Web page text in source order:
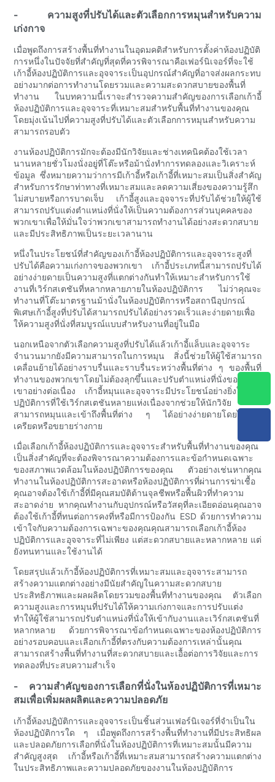
- ความสูงที่ปรับได้และตัวเลือกการหมุนสำหรับความ
เก่งกาจ
เมื่อพูดถึงการสร้างพื้นที่ทำงานในอุดมคติสำหรับการตั้งค่าห้องปฏิบัติ
การหนึ่งในปัจจัยที่สำคัญที่สุดที่ควรพิจารณาคือเฟอร์นิเจอร์ที่จะใช้
เก้าอี้ห้องปฏิบัติการและอุจจาระเป็นอุปกรณ์สำคัญที่อาจส่งผลกระทบ
อย่างมากต่อการทำงานโดยรวมและความสะดวกสบายของพื้นที่
ทำงาน ในบทความนี้เราจะสำรวจความสำคัญของการเลือกเก้าอี้
ห้องปฏิบัติการและอุจจาระที่เหมาะสมสำหรับพื้นที่ทำงานของคุณ
โดยมุ่งเน้นไปที่ความสูงที่ปรับได้และตัวเลือกการหมุนสำหรับความ
สามารถรอบตัว
งานห้องปฏิบัติการมักจะต้องมีนักวิจัยและช่างเทคนิคต้องใช้เวลา
นานหลายชั่วโมงนั่งอยู่ที่โต๊ะหรือม้านั่งทำการทดลองและวิเคราะห์
ข้อมูล ซึ่งหมายความว่าการมีเก้าอี้หรือเก้าอี้ที่เหมาะสมเป็นสิ่งสำคัญ
สำหรับการรักษาท่าทางที่เหมาะสมและลดความเสี่ยงของความรู้สึก
ไม่สบายหรือการบาดเจ็บ เก้าอี้สูงและอุจจาระที่ปรับได้ช่วยให้ผู้ใช้
สามารถปรับแต่งตำแหน่งที่นั่งให้เป็นความต้องการส่วนบุคคลของ
พวกเขาเพื่อให้มั่นใจว่าพวกเขาสามารถทำงานได้อย่างสะดวกสบาย
และมีประสิทธิภาพเป็นระยะเวลานาน
หนึ่งในประโยชน์ที่สำคัญของเก้าอี้ห้องปฏิบัติการและอุจจาระสูงที่
ปรับได้คือความเก่งกาจของพวกเขา เก้าอี้ประเภทนี้สามารถปรับได้
อย่างง่ายดายเป็นความสูงที่แตกต่างกันทำให้เหมาะสำหรับการใช้
งานที่เวิร์กสเตชันที่หลากหลายภายในห้องปฏิบัติการ ไม่ว่าคุณจะ
ทำงานที่โต๊ะมาตรฐานม้านั่งในห้องปฏิบัติการหรือสถานีอุปกรณ์
พิเศษเก้าอี้สูงที่ปรับได้สามารถปรับได้อย่างรวดเร็วและง่ายดายเพื่อ
ให้ความสูงที่นั่งที่สมบูรณ์แบบสำหรับงานที่อยู่ในมือ
นอกเหนือจากตัวเลือกความสูงที่ปรับได้แล้วเก้าอี้แล็บและอุจจาระ
จำนวนมากยังมีความสามารถในการหมุน สิ่งนี้ช่วยให้ผู้ใช้สามารถ
เคลื่อนย้ายได้อย่างราบรื่นและราบรื่นระหว่างพื้นที่ต่าง ๆ ของพื้นที่
ทำงานของพวกเขาโดยไม่ต้องลุกขึ้นและปรับตำแหน่งที่นั่งของพวก
เขาอย่างต่อเนื่อง เก้าอี้หมุนและอุจจาระมีประโยชน์อย่างยิ่งในห้อง
ปฏิบัติการที่ใช้เวิร์กสเตชันหลายแห่งเนื่องจากช่วยให้นักวิจัย
สามารถหมุนและเข้าถึงพื้นที่ต่าง ๆ ได้อย่างง่ายดายโดยไม่ต้อง
เครียดหรือขยายร่างกาย
เมื่อเลือกเก้าอี้ห้องปฏิบัติการและอุจจาระสำหรับพื้นที่ทำงานของคุณ
เป็นสิ่งสำคัญที่จะต้องพิจารณาความต้องการและข้อกำหนดเฉพาะ
ของสภาพแวดล้อมในห้องปฏิบัติการของคุณ ตัวอย่างเช่นหากคุณ
ทำงานในห้องปฏิบัติการสะอาดหรือห้องปฏิบัติการที่ผ่านการฆ่าเชื้อ
คุณอาจต้องใช้เก้าอี้ที่มีคุณสมบัติต้านจุลชีพหรือพื้นผิวที่ทำความ
สะอาดง่าย หากคุณทำงานกับอุปกรณ์หรือวัสดุที่ละเอียดอ่อนคุณอาจ
ต้องใช้เก้าอี้ที่ทนต่อการคงที่หรือมีการป้องกัน ESD ด้วยการทำความ
เข้าใจกับความต้องการเฉพาะของคุณคุณสามารถเลือกเก้าอี้ห้อง
ปฏิบัติการและอุจจาระที่ไม่เพียง แต่สะดวกสบายและหลากหลาย แต่
ยังทนทานและใช้งานได้
โดยสรุปแล้วเก้าอี้ห้องปฏิบัติการที่เหมาะสมและอุจจาระสามารถ
สร้างความแตกต่างอย่างมีนัยสำคัญในความสะดวกสบาย
ประสิทธิภาพและผลผลิตโดยรวมของพื้นที่ทำงานของคุณ ตัวเลือก
ความสูงและการหมุนที่ปรับได้ให้ความเก่งกาจและการปรับแต่ง
ทำให้ผู้ใช้สามารถปรับตำแหน่งที่นั่งให้เข้ากับงานและเวิร์กสเตชันที่
หลากหลาย ด้วยการพิจารณาข้อกำหนดเฉพาะของห้องปฏิบัติการ
อย่างรอบคอบและเลือกเก้าอี้ที่ตรงกับความต้องการเหล่านั้นคุณ
สามารถสร้างพื้นที่ทำงานที่สะดวกสบายและเอื้อต่อการวิจัยและการ
ทดลองที่ประสบความสำเร็จ
- ความสำคัญของการเลือกที่นั่งในห้องปฏิบัติการที่เหมาะ
สมเพื่อเพิ่มผลผลิตและความปลอดภัย
เก้าอี้ห้องปฏิบัติการและอุจจาระเป็นชิ้นส่วนเฟอร์นิเจอร์ที่จำเป็นใน
ห้องปฏิบัติการใด ๆ เมื่อพูดถึงการสร้างพื้นที่ทำงานที่มีประสิทธิผล
และปลอดภัยการเลือกที่นั่งในห้องปฏิบัติการที่เหมาะสมนั้นมีความ
สำคัญสูงสุด เก้าอี้หรือเก้าอี้ที่เหมาะสมสามารถสร้างความแตกต่าง
ในประสิทธิภาพและความปลอดภัยของงานในห้องปฏิบัติการ